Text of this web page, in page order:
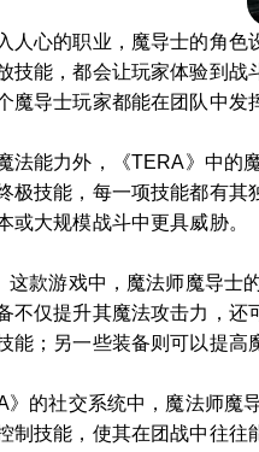
人心的职业，魔导士的角
技能，都会让玩家体验到
魔导士玩家都能在团队中发
法能力外，《TERA》中的
极技能，每一项技能都有
或大规模战斗中更具威胁。
这款游戏中，魔法师魔导士
不仅提升其魔法攻击力，还
能；另一些装备则可以提高
》的社交系统中，魔法师魔
制技能，使其在团战中往往